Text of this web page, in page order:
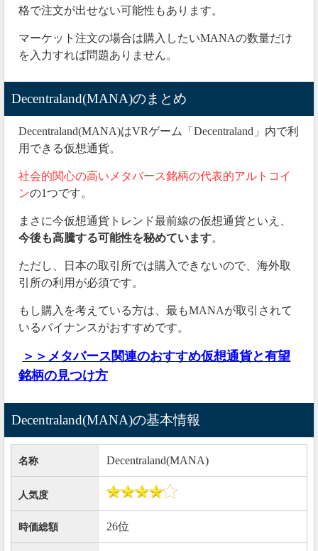
格で注文が出せない可能性もあります。
マーケット注文の場合は購入したいMANAの数量だけ
を入力すれば問題ありません。
Decentraland(MANA)のまとめ
Decentraland(MANA)はVRゲーム「Decentraland」内で利
用できる仮想通貨。
社会的関心の高いメタバース銘柄の代表的アルトコイ
ンの1つです。
まさに今仮想通貨トレンド最前線の仮想通貨といえ、
今後も高騰する可能性を秘めています。
ただし、日本の取引所では購入できないので、海外取
引所の利用が必須です。
もし購入を考えている方は、最もMANAが取引されて
いるバイナンスがおすすめです。
＞＞メタバース関連のおすすめ仮想通貨と有望
銘柄の見つけ方
Decentraland(MANA)の基本情報
名称 Decentraland(MANA)
人気度
時価総額 26位